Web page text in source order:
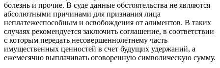
болезнь и прочие. В суде данные обстоятельства не являются
абсолютными причинами для признания лица
неплатежеспособным и освобождения от алиментов. В таких
случаях рекомендуется заключить соглашение, в соответствии
с которым передать несовершеннолетнему часть
имущественных ценностей в счет будущих удержаний, а
ежемесячно выплачивать оговоренную символическую сумму.